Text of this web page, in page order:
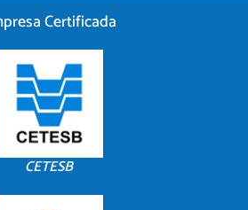
Certificada
CETESB